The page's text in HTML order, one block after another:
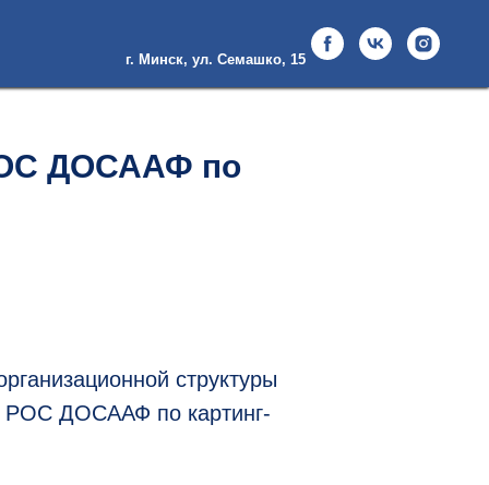
г. Минск, ул. Семашко, 15
ДОСААФ по
структуры
РОС ДОСААФ по картинг-